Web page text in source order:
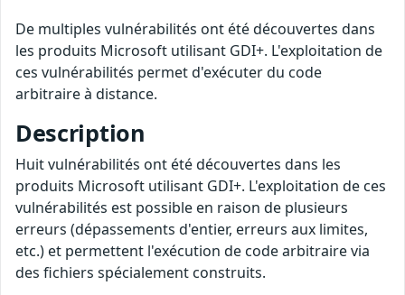
De multiples vulnérabilités ont été découvertes dans
les produits Microsoft utilisant GDI+. L'exploitation de
ces vulnérabilités permet d'exécuter du code
arbitraire à distance.
Description
Huit vulnérabilités ont été découvertes dans les
produits Microsoft utilisant GDI+. L'exploitation de ces
vulnérabilités est possible en raison de plusieurs
erreurs (dépassements d'entier, erreurs aux limites,
etc.) et permettent l'exécution de code arbitraire via
des fichiers spécialement construits.